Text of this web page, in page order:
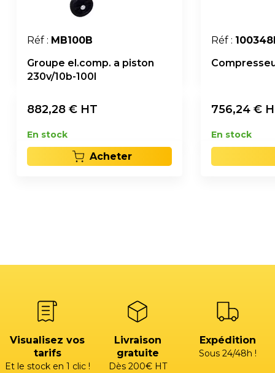
Réf : MB100B
Groupe el.comp. a piston
230v/10b-100l
882,28 € HT
En stock
Acheter
Réf :
756,24 €
En stock
Visualisez vos
tarifs
Et le stock en 1 clic !
Livraison
gratuite
Dès 200€ HT
Expédition
Sous 24/48h !